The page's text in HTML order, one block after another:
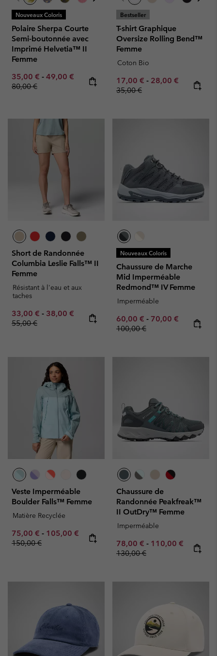
Nouveaux Coloris
Polaire Sherpa Courte
Semi-boutonnée avec
Imprimé Helvetia™ II
Femme
Minimum sale price:
35,00 € - Maximum sale price:
49,00 € Regular price:
80,00 €
Bestseller
T-shirt Graphique
Oversize Rolling Bend™
Femme
Coton Bio
Minimum sale price:
17,00 € - Maximum sale
28,00 € Regular
35,00 €
Short de Randonnée
Columbia Leslie Falls™ II
Femme
Résistant à l'eau et aux
taches
Minimum sale price:
33,00 € - Maximum sale price:
38,00 € Regular price:
55,00 €
Nouveaux Coloris
Chaussure de Marche
Mid Imperméable
Redmond™ IV Femme
Imperméable
Minimum sale price:
60,00 € - Maximum sale
70,00 € Regular
100,00 €
Veste Imperméable
Boulder Falls™ Femme
Matière Recyclée
Minimum sale price:
75,00 € - Maximum sale price:
105,00 € Regular price:
150,00 €
Chaussure de
Randonnée Peakfreak™
II OutDry™ Femme
Imperméable
Minimum sale price:
78,00 € - Maximum sale
110,00 € Regular
130,00 €